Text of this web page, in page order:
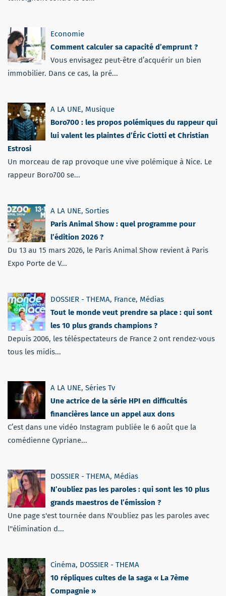
Economie
Comment calculer sa capacité d’emprunt ?
Vous envisagez peut-être d’acquérir un bien
immobilier. Dans ce cas, la pré...
A LA UNE, Musique
Boro700 : les propos polémiques du rappeur qui
lui valent les plaintes d’Éric Ciotti et Christian
Estrosi
Un morceau de rap provoque une vive polémique à Nice. Le
rappeur Boro700 se...
A LA UNE, Sorties
Paris Animal Show : quel programme pour
l’édition 2026 ?
Du 13 au 15 mars 2026, le Paris Animal Show revient à Paris
Expo Porte de V...
DOSSIER - THEMA, France, Médias
Tout le monde veut prendre sa place : qui sont
les 10 plus grands champions ?
Depuis 2006, les téléspectateurs de France 2 ont rendez-vous
tous les midis...
A LA UNE, Séries Tv
Une actrice de la série HPI en difficultés
financières lance un appel aux dons
C’est dans une vidéo Instagram publiée le 6 août que la
comédienne Cypriane...
DOSSIER - THEMA, Médias
N’oubliez pas les paroles : qui sont les 10 plus
grands maestros de l’émission ?
Une page s'est tournée dans N'oubliez pas les paroles avec
l''élimination d...
Cinéma, DOSSIER - THEMA
10 répliques cultes de la saga « La 7ème
Compagnie »